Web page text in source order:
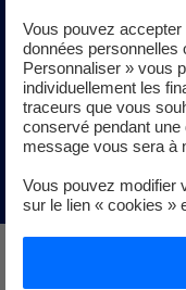
- L’automate de
microcentrale
pour piloter le
une grande partie
Passe à poissons.
Vous pouvez accepter
données personnelles
Personnaliser » vous
individuellement les
traceurs que vous
conservé pendant une
message vous sera à
Vous pouvez modifier
sur le lien « cookies »